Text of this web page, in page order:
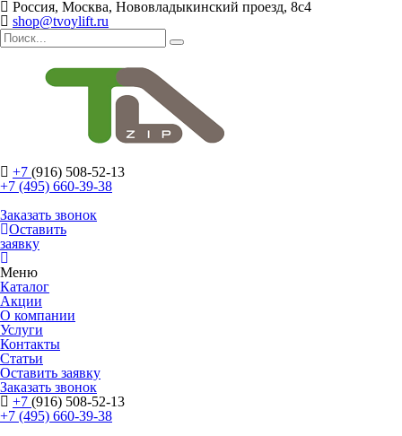
Россия, Москва, Нововладыкинский проезд, 8с4
shop@tvoylift.ru
+7 (916) 508-52-13
+7 (495) 660-39-38
Заказать звонок
Оставить
заявку
Меню
Каталог
Акции
О компании
Услуги
Контакты
Статьи
Оставить заявку
Заказать звонок
+7 (916) 508-52-13
+7 (495) 660-39-38